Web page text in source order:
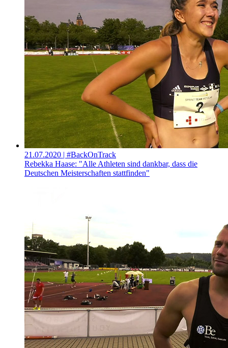
21.07.2020 | #BackOnTrack
Rebekka Haase: "Alle Athleten sind dankbar, dass die
Deutschen Meisterschaften stattfinden"